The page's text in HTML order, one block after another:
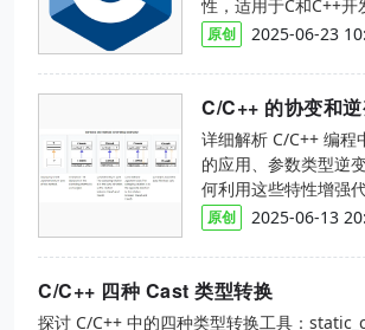
性，适用于C和C++开
原创 2025-06-23
C/C++ 的协变和
详细解析 C/C++ 编程
的应用、参数类型逆
何利用这些特性增强
特性的开发者。
原创 2025-06-13
C/C++ 四种 Cast 类型转换
探讨 C/C++ 中的四种类型转换工具：